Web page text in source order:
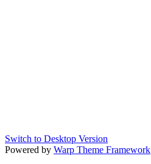
Switch to Desktop Version
Powered by Warp Theme Framework